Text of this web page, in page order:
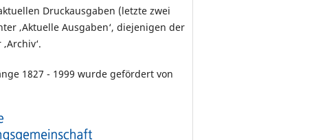
Druckausgaben (letzte zwei
‚Aktuelle Ausgaben‘, diejenigen der
1827 - 1999 wurde gefördert von